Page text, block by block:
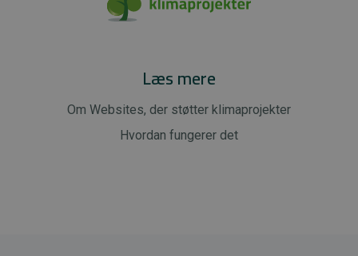
Læs mere
Om Websites, der støtter klimaprojekter
Hvordan fungerer det